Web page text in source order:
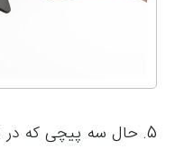
5. حال سه پیچی که در